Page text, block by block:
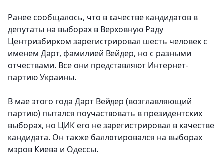
Ранее сообщалось, что в качестве кандидатов в
депутаты на выборах в Верховную Раду
Центризбирком зарегистрировал шесть человек с
именем Дарт, фамилией Вейдер, но с разными
отчествами. Все они представляют Интернет-
партию Украины.
В мае этого года Дарт Вейдер (возглавляющий
партию) пытался поучаствовать в президентских
выборах, но ЦИК его не зарегистрировал в качестве
кандидата. Он также баллотировался на выборах
мэров Киева и Одессы.